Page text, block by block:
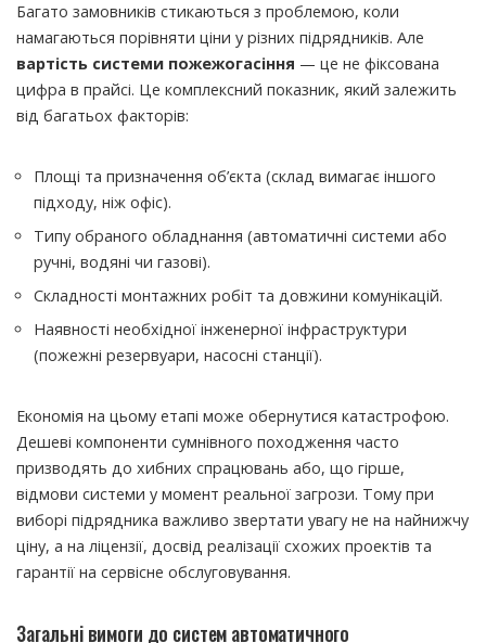
Багато замовників стикаються з проблемою, коли
намагаються порівняти ціни у різних підрядників. Але
вартість системи пожежогасіння — це не фіксована
цифра в прайсі. Це комплексний показник, який залежить
від багатьох факторів:
Площі та призначення об’єкта (склад вимагає іншого
підходу, ніж офіс).
Типу обраного обладнання (автоматичні системи або
ручні, водяні чи газові).
Складності монтажних робіт та довжини комунікацій.
Наявності необхідної інженерної інфраструктури
(пожежні резервуари, насосні станції).
Економія на цьому етапі може обернутися катастрофою.
Дешеві компоненти сумнівного походження часто
призводять до хибних спрацювань або, що гірше,
відмови системи у момент реальної загрози. Тому при
виборі підрядника важливо звертати увагу не на найнижчу
ціну, а на ліцензії, досвід реалізації схожих проектів та
гарантії на сервісне обслуговування.
Загальні вимоги до систем автоматичного